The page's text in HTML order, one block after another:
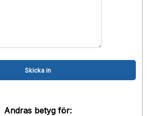
Andras betyg för: